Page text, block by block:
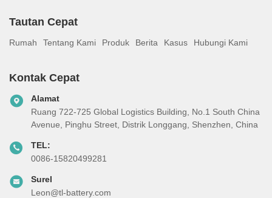
Tautan Cepat
Rumah Tentang Kami Produk Berita Kasus Hubungi Kami
Kontak Cepat
Alamat
Ruang 722-725 Global Logistics Building, No.1 South China
Avenue, Pinghu Street, Distrik Longgang, Shenzhen, China
TEL:
0086-15820499281
Surel
Leon@tl-battery.com